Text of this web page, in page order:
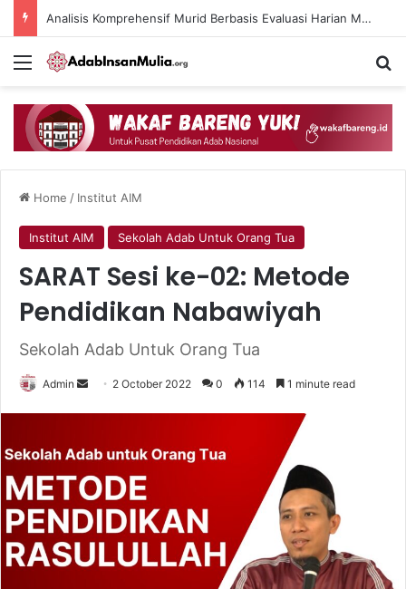
Analisis Komprehensif Murid Berbasis Evaluasi Harian Muaddib dan Teknologi AI
Menu
Home / Institut AIM
Institut AIM Sekolah Adab Untuk Orang Tua
SARAT Sesi ke-02: Metode
Pendidikan Nabawiyah
Sekolah Adab Untuk Orang Tua
Admin
Send 2 October 2022 0 114 1 minute read